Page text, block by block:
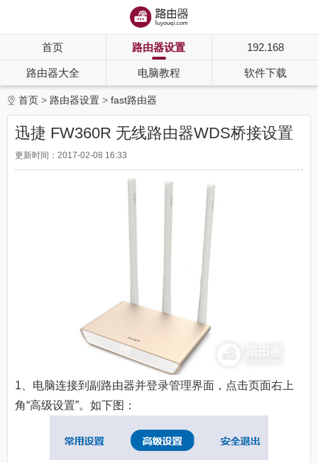
首页 路由器设置 192.168
路由器大全 电脑教程 软件下载
首页 路由器设置 fast路由器
迅捷 FW360R 无线路由器WDS桥接设置
更新时间：2017-02-08 16:33
1、电脑连接到副路由器并登录管理界面，点击页面右上
角“高级设置”。如下图：